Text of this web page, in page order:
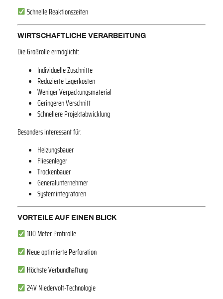
Schnelle Reaktionszeiten
WIRTSCHAFTLICHE VERARBEITUNG
Die Großrolle ermöglicht:
Individuelle Zuschnitte
Reduzierte Lagerkosten
Weniger Verpackungsmaterial
Geringeren Verschnitt
Schnellere Projektabwicklung
Besonders interessant für:
Heizungsbauer
Fliesenleger
Trockenbauer
Generalunternehmer
Systemintegratoren
VORTEILE AUF EINEN BLICK
100 Meter Profirolle
Neue optimierte Perforation
Höchste Verbundhaftung
24V Niedervolt-Technologie